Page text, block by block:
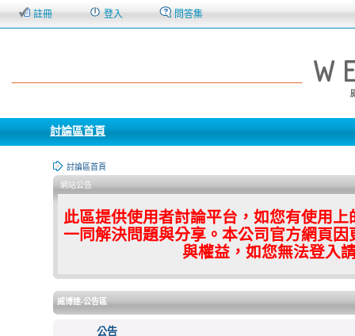
註冊 登入 問答集
討論區首頁
討論區首頁
網站公告
此區提供使用者討論平台，如您有使用
一同解決問題與分享。本公司官方網頁
與權益，如您無法登入
威博達-公告區
公告